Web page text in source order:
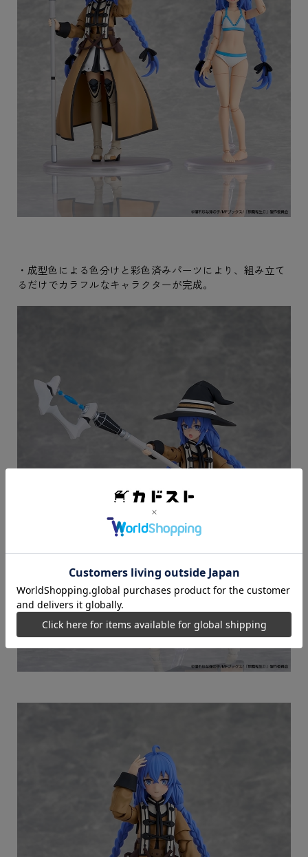
・成型色による色分けと彩色済みパーツにより、組み立て
るだけでカラフルなキャラクターが完成。